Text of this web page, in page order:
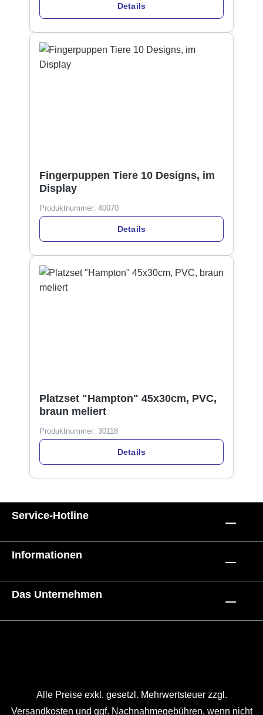
Details
Fingerpuppen Tiere 10 Designs, im
Display
Produktnummer: 40070
Details
Platzset "Hampton" 45x30cm, PVC,
braun meliert
Produktnummer: 30118
Details
Service-Hotline
Informationen
Das Unternehmen
Alle Preise exkl. gesetzl. Mehrwertsteuer zzgl.
Versandkosten und ggf. Nachnahmegebühren, wenn nicht